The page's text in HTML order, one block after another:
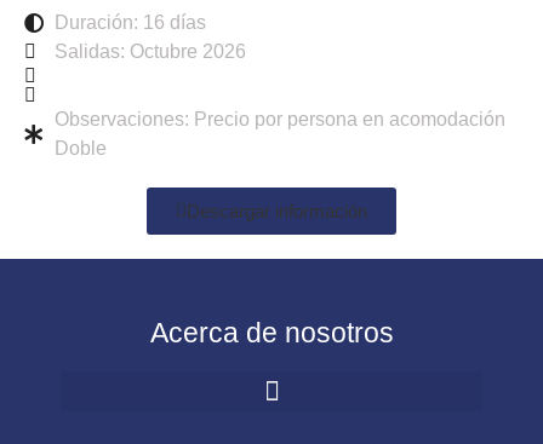
Duración: 16 días
Salidas: Octubre 2026
Observaciones: Precio por persona en acomodación
Doble
Descargar información
Acerca de nosotros